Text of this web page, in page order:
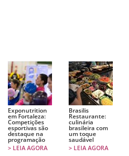
Exponutrition
em Fortaleza:
Competições
esportivas são
destaque na
programação
> LEIA AGORA
Brasilis
Restaurante:
culinária
brasileira com
um toque
saudável
> LEIA AGORA